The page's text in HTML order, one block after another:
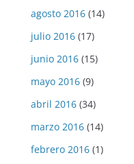
agosto 2016 (14)
julio 2016 (17)
junio 2016 (15)
mayo 2016 (9)
abril 2016 (34)
marzo 2016 (14)
febrero 2016 (1)